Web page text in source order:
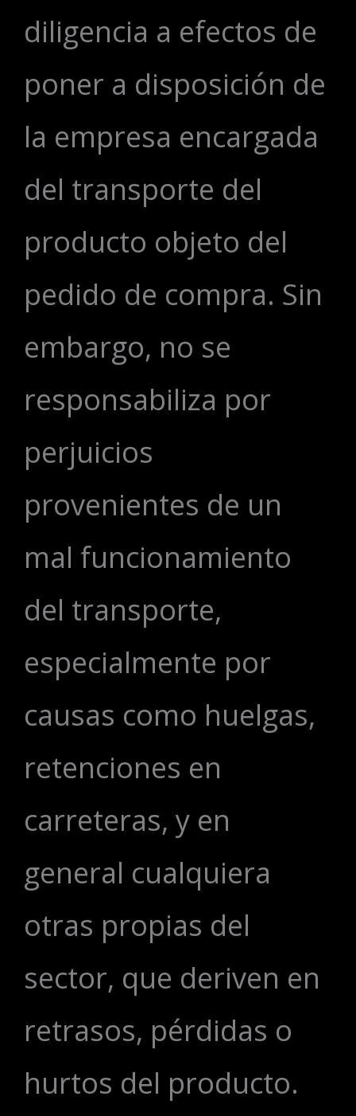
diligencia a efectos de
poner a disposición de
la empresa encargada
del transporte del
producto objeto del
pedido de compra. Sin
embargo, no se
responsabiliza por
perjuicios
provenientes de un
mal funcionamiento
del transporte,
especialmente por
causas como huelgas,
retenciones en
carreteras, y en
general cualquiera
otras propias del
sector, que deriven en
retrasos, pérdidas o
hurtos del producto.